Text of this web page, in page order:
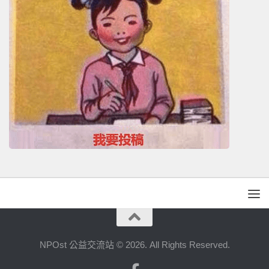
NPOst 公益交流站 © 2026. All Rights Reserved.